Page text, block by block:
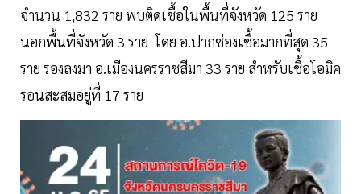
จำนวน 1,832 ราย พบติดเชื้อในพื้นที่จังหวัด 125 ราย
นอกพื้นที่จังหวัด 3 ราย โดย อ.ปากช่องเชื้อมากที่สุด 35
ราย รองลงมา อ.เมืองนครราชสีมา 33 ราย สำหรับเชื้อโอมิค
รอนสะสมอยู่ที่ 17 ราย